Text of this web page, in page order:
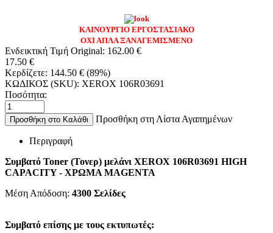
ΚΑΙΝΟΥΡΓΙΟ ΕΡΓΟΣΤΑΣΙΑΚΟ
ΟΧΙ ΑΠΛΑ ΞΑΝΑΓΕΜΙΣΜΕΝΟ
Ενδεικτική Τιμή Original: 162.00 €
17.50 €
Κερδίζετε: 144.50 € (89%)
ΚΩΔΙΚΟΣ (SKU): XEROX 106R03691
Ποσότητα:
Προσθήκη στο Καλάθι Προσθήκη στη Λίστα Αγαπημένων
Περιγραφή
Συμβατό Toner (Τονερ) μελάνι XEROX 106R03691 HIGH
CAPACITY - ΧΡΩΜΑ MAGENTA
Μέση Απόδοση: 4300 Σελίδες
Συμβατό επίσης με τους εκτυπωτές: